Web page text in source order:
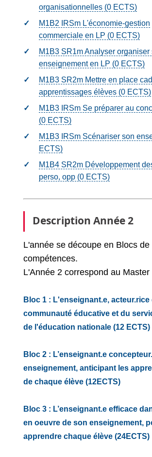
organisationnelles (0 ECTS)
M1B2 IRSm L'économie-gestion
commerciale en LP (0 ECTS)
M1B3 SR1m Analyser organiser
enseignement en LP (0 ECTS)
M1B3 SR2m Mettre en place
apprentissages élèves (0 ECTS)
M1B3 IRSm Se préparer au
(0 ECTS)
M1B3 IRSm Scénariser son
ECTS)
M1B4 SR2m Développement
perso, opp (0 ECTS)
Description Année 2
L'année se découpe en Blocs de
compétences.
L'Année 2 correspond au Master
Bloc 1 : L'enseignant.e, acteur.rice
communauté éducative et du
de l'éducation nationale (12 ECTS)
Bloc 2 : L’enseignant.e
enseignement, anticipant les
de chaque élève (12ECTS)
Bloc 3 : L’enseignant.e efficace
en oeuvre de son enseignement,
apprendre chaque élève (24ECTS)